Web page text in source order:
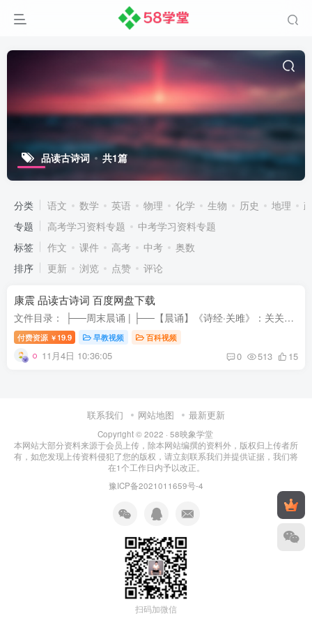
品读古诗词 共1篇
分类 语文 数学 英语 物理 化学 生物 历史 地理
专题
高考学习资料专题
中考学习资料专题
标签
作文 课件 高考 中考
奥数
排序
更新 浏览 点赞 评论
康震 品读古诗词 百度网盘下载
文件目录： ├──周末晨诵 | ├──【晨诵】《诗经·关雎》：关关雎鸠，在河之洲。窈窕淑女，君子好逑.mp3 1.85M | ├──【晨诵】《诗经·关雎》：关关雎鸠，在河之洲。窈窕淑女，君子好逑.pd...
付费资源 ￥ 19.9 早教视频 百科视频
11月4日 10:36:05 0 513 15
联系我们 网站地图 最新更新
Copyright © 2022 · 58映象学堂
本网站大部分资料来源于会员上传，除本网站编撰的资料外，版权归上传者所
有，如您发现上传资料侵犯了您的版权，请立刻联系我们并提供证据，我们将
在1个工作日内予以改正。
豫ICP备2021011659号-4
扫码加微信